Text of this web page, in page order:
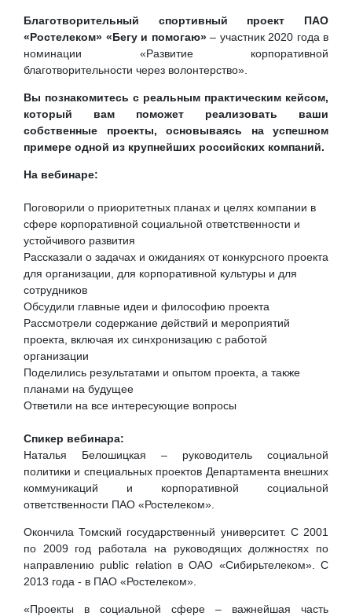
Благотворительный спортивный проект ПАО
«Ростелеком» «Бегу и помогаю»– участник 2020 года в
номинации «Развитие корпоративной
благотворительности через волонтерство».
Вы познакомитесь с реальным практическим кейсом,
который вам поможет реализовать ваши
собственные проекты, основываясь на успешном
примере одной из крупнейших российских компаний.
На вебинаре:
Поговорили о приоритетных планах и целях компании в
сфере корпоративной социальной ответственности и
устойчивого развития
Рассказали о задачах и ожиданиях от конкурсного проекта
для организации, для корпоративной культуры и для
сотрудников
Обсудили главные идеи и философию проекта
Рассмотрели содержание действий и мероприятий
проекта, включая их синхронизацию с работой
организации
Поделились результатами и опытом проекта, а также
планами на будущее
Ответили на все интересующие вопросы
Спикер вебинара:
Наталья Белошицкая – руководитель социальной
политики и специальных проектов Департамента внешних
коммуникаций и корпоративной социальной
ответственности ПАО «Ростелеком».
Окончила Томский государственный университет. С 2001
по 2009 год работала на руководящих должностях по
направлению public relation в ОАО «Сибирьтелеком». С
2013 года - в ПАО «Ростелеком».
«Проекты в социальной сфере – важнейшая часть